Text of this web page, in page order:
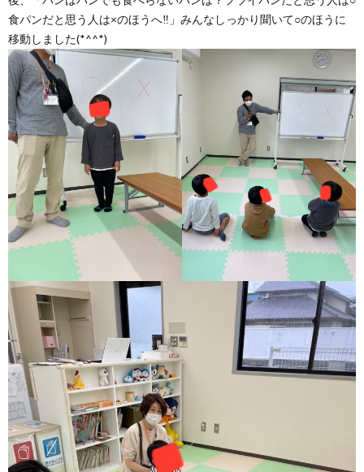
食パンだと思う人は×のほうへ‼」みんなしっかり聞いて○のほうに
移動しました(*^^*)